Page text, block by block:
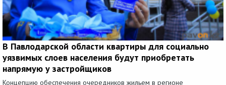
В Павлодарской области квартиры для социально
уязвимых слоев населения будут приобретать
напрямую у застройщиков
Концепцию обеспечения очередников жильем в регионе